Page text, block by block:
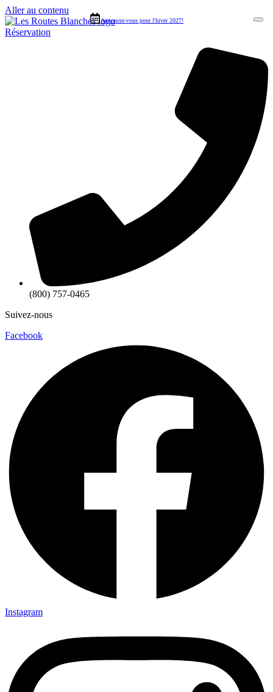
Aller au contenu
Réservation
(800) 757-0465
Suivez-nous
Facebook
Instagram
Annoncez-vous pour l'hiver 2027!